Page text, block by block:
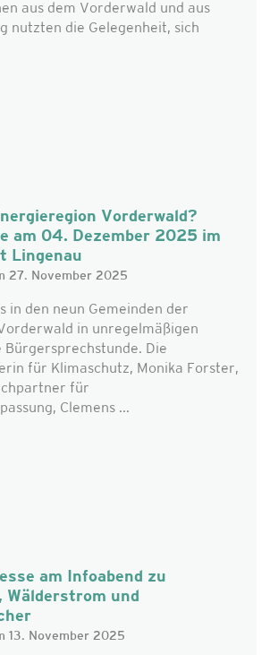
aus dem Vorderwald und aus
nutzten die Gelegenheit, sich
Vorderwald?
am 04. Dezember 2025 im
Lingenau
27. November 2025
in den neun Gemeinden der
in unregelmäßigen
Bürgersprechstunde. Die
für Klimaschutz, Monika Forster,
für
Clemens ...
am Infoabend zu
Wälderstrom und
13. November 2025